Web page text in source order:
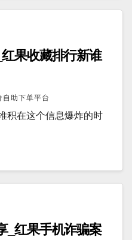
果收藏排行新谁
自助下单平台
积在这个信息爆炸的时
_红果手机诈骗案